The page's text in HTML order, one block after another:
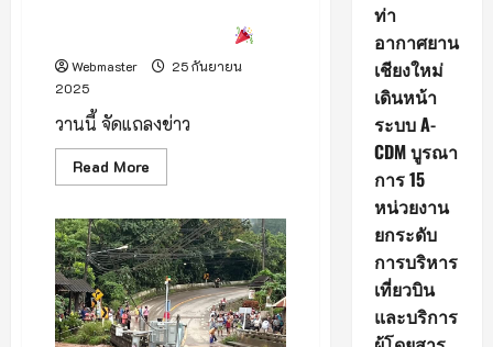
Webmaster
25 กันยายน
2025
วานนี้ จัดแถลงข่าว
Read More
more
พร้อม
จัด
งาน
“กิน
เหนือ”
Food&Fun
เทศกาล
อาหาร
ท่า
อากาศยาน
เชียงใหม่
เดินหน้า
ระบบ A-
CDM บูรณา
การ 15
หน่วยงาน
ยกระดับ
การบริหาร
เที่ยวบิน
และบริการ